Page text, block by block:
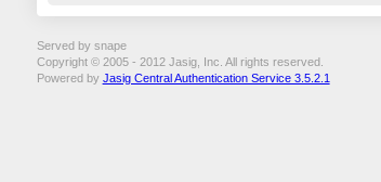
Served by snape
Copyright © 2005 - 2012 Jasig, Inc. All rights reserved.
Powered by Jasig Central Authentication Service 3.5.2.1